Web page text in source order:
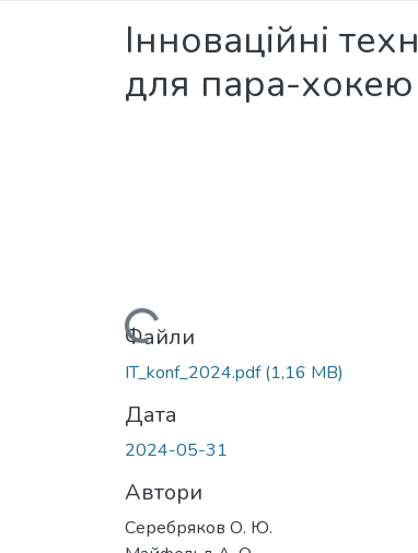
Інноваційні
для пара-хокею
Вантажиться...
Файли
IT_konf_2024.pdf(1,16 MB)
Дата
2024-05-31
Автори
Серебряков О. Ю.